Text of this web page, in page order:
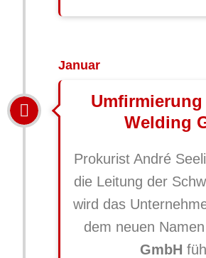
Januar
Welding
Prokurist André
die Leitung der
wird das
dem neuen Namen
GmbH